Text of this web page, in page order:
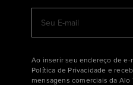
Ao inserir seu endereço de e-
Política de Privacidade e
mensagens comerciais da Alo